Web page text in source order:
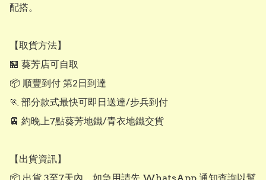
配搭。
【取貨方法】
🏪 葵芳店可自取
📦 順豐到付 第2日到達
🏃 部分款式最快可即日送達/步兵到付
🚈 約晚上7點葵芳地鐵/青衣地鐵交貨
【出貨資訊】